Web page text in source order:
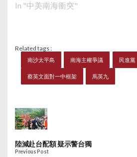
In "中美南海衝突"
Related tags :
南沙太平島 南海主權爭議 民進黨
蔡英文面對一中框架 馬英九
陸減赴台配額 疑示警台獨
Previous Post